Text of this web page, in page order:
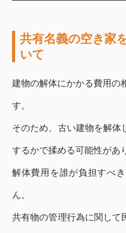
共有名義の空き家
いて
建物の解体にかかる費用の
す。
そのため、古い建物を解体
するかで揉める可能性があ
解体費用を誰が負担すべ
ん。
共有物の管理行為に関して